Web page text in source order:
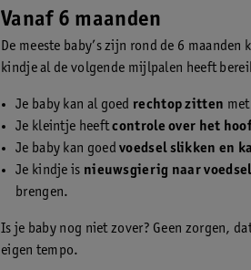
Vanaf 6 maanden
De meeste baby’s zijn rond de 6
kindje al de volgende mijlpalen heeft
Je baby kan al goed rechtop zitten
Je kleintje heeftcontrole over het
Je baby kan goedvoedsel slikken en
Je kindje is nieuwsgierig naar voedsel
brengen.
Is je baby nog niet zover? Geen zorgen,
eigen tempo.